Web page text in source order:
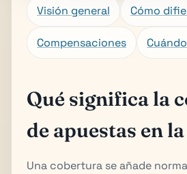
Visión general Cómo
Compensaciones
Qué significa la
de apuestas en
Una cobertura se añade